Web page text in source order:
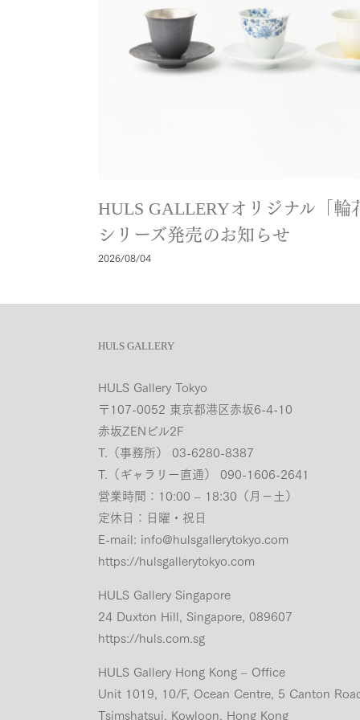
HULS GALLERYオリジナル「輪
シリーズ発売のお知らせ
2026/08/04
HULS GALLERY
HULS Gallery Tokyo
〒107-0052 東京都港区赤坂6-4-10
赤坂ZENビル2F
T.（事務所） 03-6280-8387
T.（ギャラリー直通） 090-1606-2641
営業時間：10:00 – 18:30（月−土）
定休日：日曜・祝日
E-mail: info@hulsgallerytokyo.com
https://hulsgallerytokyo.com
HULS Gallery Singapore
24 Duxton Hill, Singapore, 089607
https://huls.com.sg
HULS Gallery Hong Kong – Office
Unit 1019, 10/F, Ocean Centre, 5 Canton
Tsimshatsui, Kowloon, Hong Kong